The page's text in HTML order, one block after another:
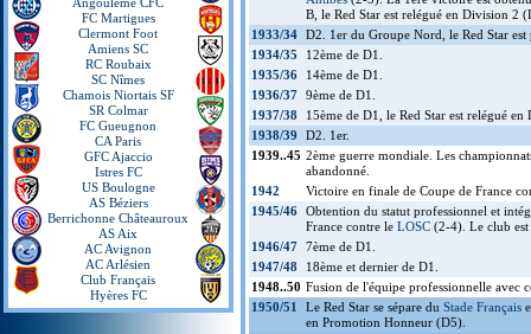
FC Martigues
Clermont Foot
Amiens SC
RC Roubaix
SC Nîmes
Chamois Niortais SF
SR Colmar
FC Gueugnon
CA Paris
GFC Ajaccio
Istres FC
US Boulogne
AS Béziers
Berrichonne Châteauroux
AS Aix
AC Avignon
AC Arlésien
Club Français
Hyères FC
B, le Red Star est relégué en Division 2
1933/34 D2. 1er du Groupe Nord, le Red Star
1934/35
12ème de D1.
1935/36
14ème de D1.
1936/37 9ème de D1.
1937/38
15ème de D1, le Red Star est relégué en
1938/39
D2. 1er.
1939..45 2ème guerre mondiale. Les
abandonné.
1942
Victoire en finale de Coupe de France
1945/46 Obtention du statut professionnel et
France contre le LOSC (2-4). Le club est
1946/47 7ème de D1.
1947/48
18ème et dernier de D1.
1948..50 Fusion de l'équipe professionnelle avec
1950/51
Le Red Star se sépare du Stade Français
en Promotion Honneur (D5).